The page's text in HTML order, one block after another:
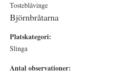
Tosteblåvinge
Björnbråtarna
Platskategori:
Slinga
Antal observationer: